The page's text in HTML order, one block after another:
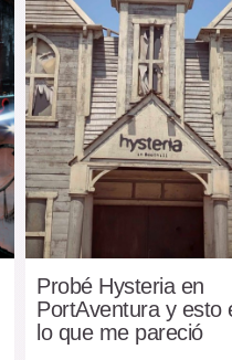
Probé Hysteria en
PortAventura y esto
lo que me pareció